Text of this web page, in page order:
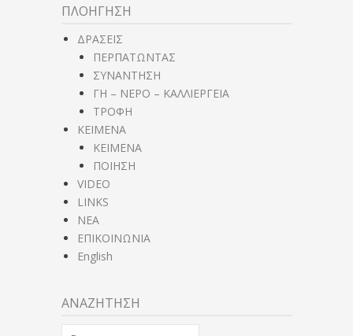
ΠΛΟΗΓΗΣΗ
ΔΡΑΣΕΙΣ
ΠΕΡΠΑΤΩΝΤΑΣ
ΣΥΝΑΝΤΗΣΗ
ΓΗ – ΝΕΡΟ – ΚΑΛΛΙΕΡΓΕΙΑ
ΤΡΟΦΗ
ΚΕΙΜΕΝΑ
ΚΕΙΜΕΝΑ
ΠΟΙΗΣΗ
VIDEO
LINKS
NEA
ΕΠΙΚΟΙΝΩΝΙΑ
English
ΑΝΑΖΗΤΗΣΗ
Αναζήτηση